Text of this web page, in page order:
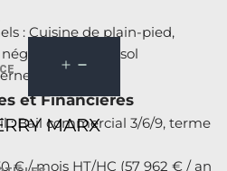
MARX
: Cuisine de plain-pied,
au sous-sol
— 400 mm
et Financières
: Bail commercial 3/6/9, terme
€ / mois HT/HC (57 962 € / an